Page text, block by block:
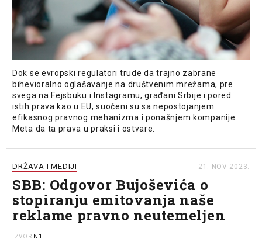
Dok se evropski regulatori trude da trajno zabrane
bihevioralno oglašavanje na društvenim mrežama, pre
svega na Fejsbuku i Instagramu, građani Srbije i pored
istih prava kao u EU, suočeni su sa nepostojanjem
efikasnog pravnog mehanizma i ponašnjem kompanije
Meta da ta prava u praksi i ostvare.
DRŽAVA I MEDIJI 21. NOV 2023.
SBB: Odgovor Bujoševića o
stopiranju emitovanja naše
reklame pravno neutemeljen
IZVOR N1